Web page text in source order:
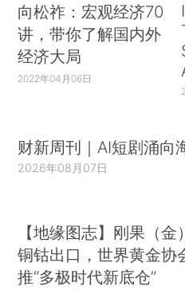
向松祚：宏观经济70
讲，带你了解国内外
经济大局
2022年04月06日
财新周刊｜AI短剧涌向
2026年08月07日
【地缘图志】刚果（金
铜钴出口，世界黄金协
推“多极时代新底仓”